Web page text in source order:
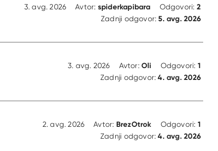
3. avg. 2026 Avtor: spiderkapibara Odgovori: 2
Zadnji odgovor:5. avg. 2026
3. avg. 2026 Avtor: Oli Odgovori: 1
Zadnji odgovor:4. avg. 2026
2. avg. 2026 Avtor: BrezOtrok Odgovori: 1
Zadnji odgovor:4. avg. 2026